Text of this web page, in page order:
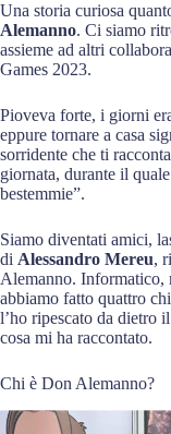
Una storia curiosa
Alemanno. Ci siamo
assieme ad altri
Games 2023.
Pioveva forte, i giorni
eppure tornare a casa
sorridente che ti
giornata, durante il
bestemmie”.
Siamo diventati amici,
di Alessandro Mereu,
Alemanno. Informatico,
abbiamo fatto quattro
l’ho ripescato da dietro
cosa mi ha raccontato.
Chi è Don Alemanno?